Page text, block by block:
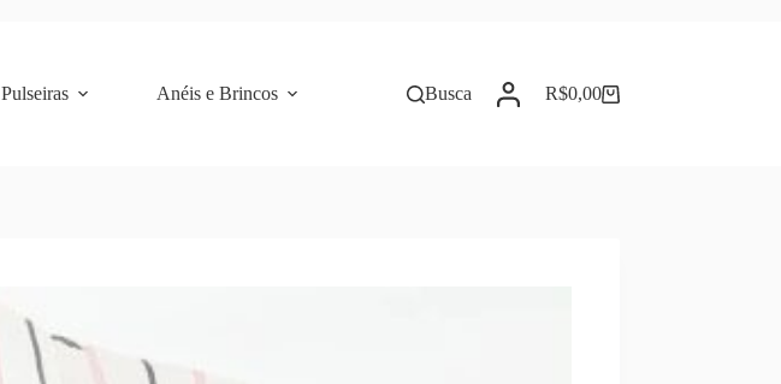
Pulseiras Anéis e Brincos Busca Carrinho
R$0,00